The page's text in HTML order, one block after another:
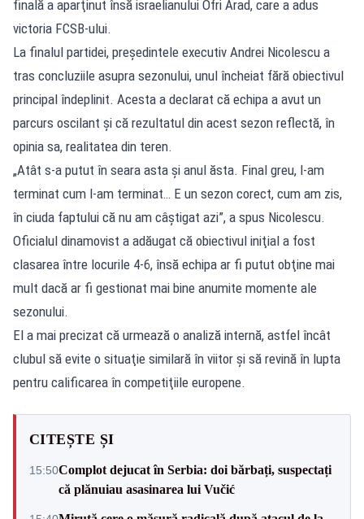
finală a aparţinut însă israelianului Ofri Arad, care a adus
victoria FCSB-ului.
La finalul partidei, preşedintele executiv Andrei Nicolescu a
tras concluziile asupra sezonului, unul încheiat fără obiectivul
principal îndeplinit. Acesta a declarat că echipa a avut un
parcurs oscilant şi că rezultatul din acest sezon reflectă, în
opinia sa, realitatea din teren.
„Atât s-a putut în seara asta şi anul ăsta. Final greu, l-am
terminat cum l-am terminat… E un sezon corect, cum am zis,
în ciuda faptului că nu am câştigat azi”, a spus Nicolescu.
Oficialul dinamovist a adăugat că obiectivul iniţial a fost
clasarea între locurile 4-6, însă echipa ar fi putut obţine mai
mult dacă ar fi gestionat mai bine anumite momente ale
sezonului.
El a mai precizat că urmează o analiză internă, astfel încât
clubul să evite o situaţie similară în viitor şi să revină în lupta
pentru calificarea în competiţiile europene.
CITEȘTE ȘI
15:50Complot dejucat în Serbia: doi bărbați, suspectați
că plănuiau asasinarea lui Vučić